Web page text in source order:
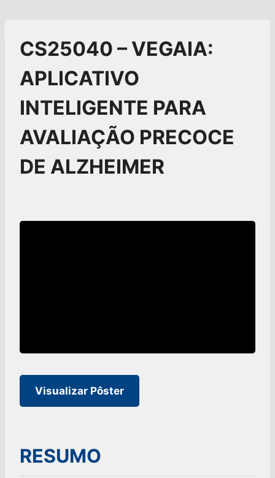
CS25040 – VEGAIA:
APLICATIVO
INTELIGENTE PARA
AVALIAÇÃO PRECOCE
DE ALZHEIMER​
Visualizar Pôster
RESUMO